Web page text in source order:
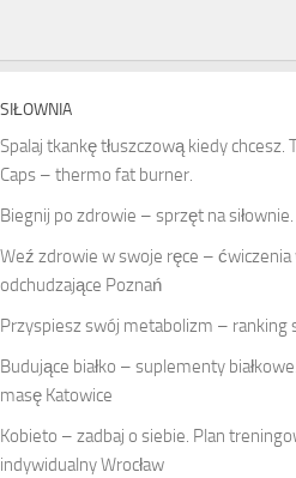
SIŁOWNIA
Spalaj tkankę tłuszczową kiedy
Caps – thermo fat burner.
Biegnij po zdrowie – sprzęt na
Weź zdrowie w swoje ręce – ćwiczenia
odchudzające Poznań
Przyspiesz swój metabolizm – ranking
Budujące białko – suplementy
masę Katowice
Kobieto – zadbaj o siebie. Plan
indywidualny Wrocław